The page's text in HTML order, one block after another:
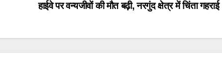
हाईवे पर वन्यजीवों की मौत बढ़ी, नरगुंद क्षेत्र में चिंता गहराई